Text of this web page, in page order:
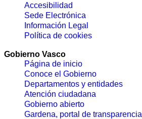
Accesibilidad
Sede Electrónica
Información Legal
Política de cookies
Gobierno Vasco
Página de inicio
Conoce el Gobierno
Departamentos y entidades
Atención ciudadana
Gobierno abierto
Gardena, portal de transparencia